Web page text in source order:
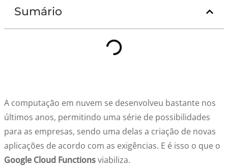
Sumário
A computação em nuvem se desenvolveu bastante nos
últimos anos, permitindo uma série de possibilidades
para as empresas, sendo uma delas a criação de novas
aplicações de acordo com as exigências. E é isso o que o
Google Cloud Functionsviabiliza.